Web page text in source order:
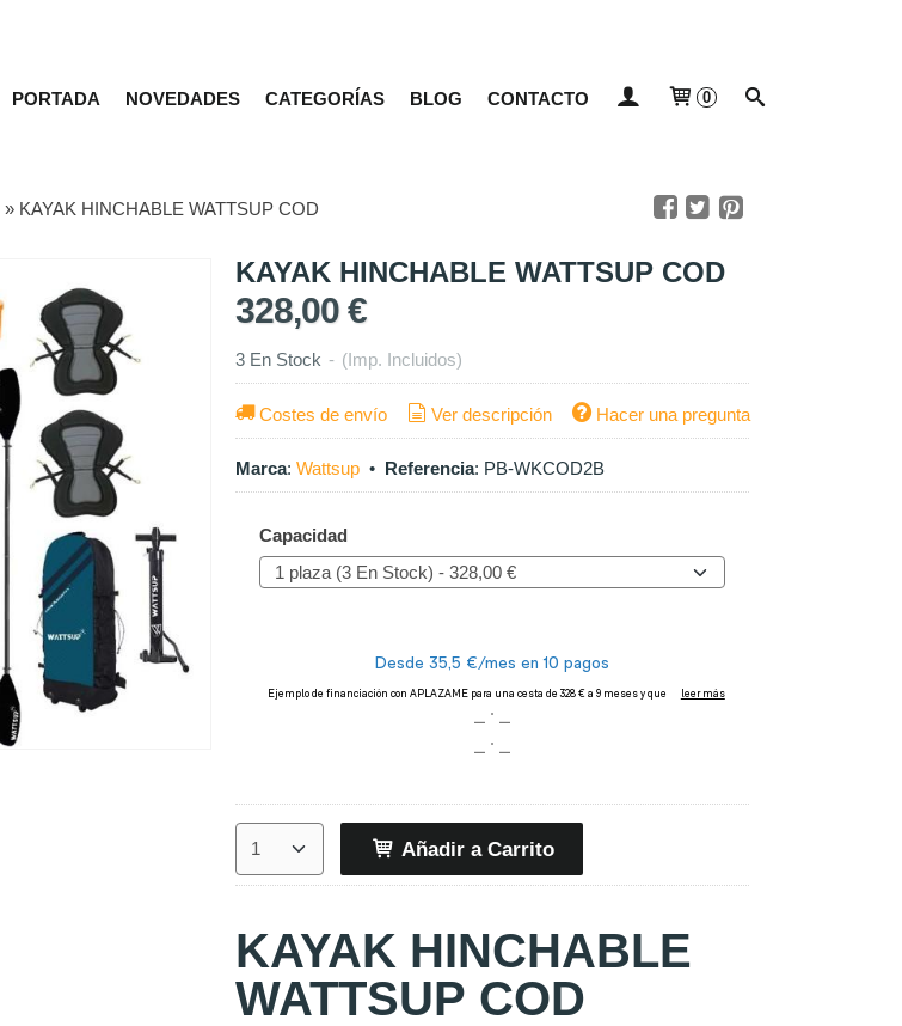
PORTADA NOVEDADES CATEGORÍAS BLOG CONTACTO 0
» KAYAK HINCHABLE WATTSUP COD
KAYAK HINCHABLE WATTSUP COD
328,00 €
3 En Stock - (Imp. Incluidos)
Costes de envío Ver descripción Hacer una pregunta
Marca: Wattsup• Referencia: PB-WKCOD2B
Capacidad
Añadir a Carrito
KAYAK HINCHABLE
WATTSUP COD